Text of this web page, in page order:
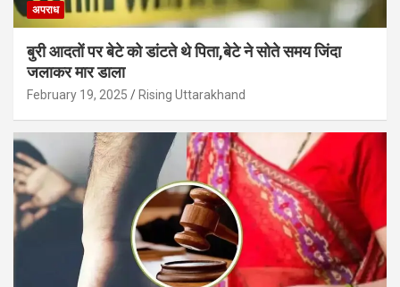
अपराध
बुरी आदतों पर बेटे को डांटते थे पिता,बेटे ने सोते समय जिंदा
जलाकर मार डाला
February 19, 2025 Rising Uttarakhand